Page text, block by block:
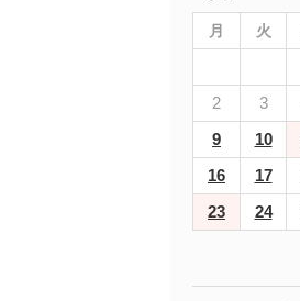
月 火
2
3
9
10
16
17
23
24